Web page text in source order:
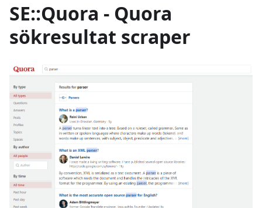
SE::Quora - Quora
sökresultat scraper